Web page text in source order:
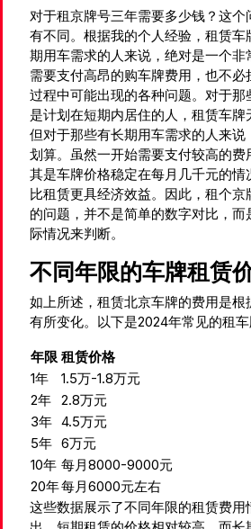
对于租京牌号三年需要多少钱？这个
有不同。根据我的个人经验，租赁车
期用车需求的人来说，绝对是一个非
需要支付高昂的购车牌费用，也不必
过程中可能出现的各种问题。对于
是计划在短期内居住的人，租赁车牌
但对于那些有长期用车需求的人来说
划算。虽然一开始需要支付较高的
其是车牌价格稳定在每月几千元的
比租赁更具经济效益。因此，租个
的问题，并不是简单的数字对比，
际情况来判断。
不同年限的车牌租赁
如上所述，租赁北京车牌的费用是
有所变化。以下是2024年常见的租车
年限 租赁价格
1年
1.5万-1.8万元
2年 2.8万元
3年 4.5万元
5年 6万元
10年 每月8000-9000元
20年每月6000元左右
这些数据展示了不同年限的租赁费用